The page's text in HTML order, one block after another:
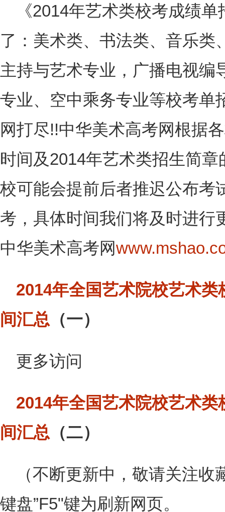
《2014年艺术类校考成绩
了：美术类、书法类、音乐类
主持与艺术专业，广播电视编
专业、空中乘务专业等校考单
网打尽!!中华美术高考网根据
时间及2014年艺术类招生简
校可能会提前后者推迟公布考
考，具体时间我们将及时进行
中华美术高考网
2014年全国艺术院校艺术
间汇总 （一）
更多访问
2014年全国艺术院校艺术
间汇总 （二）
（不断更新中，敬请关注
键盘”F5"键为刷新网页。